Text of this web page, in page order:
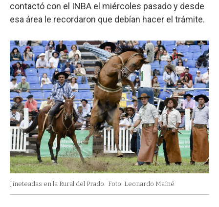
contactó con el INBA el miércoles pasado y desde
esa área le recordaron que debían hacer el trámite.
Jineteadas en la Rural del Prado. Foto: Leonardo Mainé